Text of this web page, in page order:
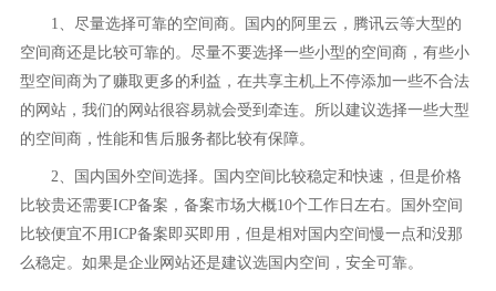
1、尽量选择可靠的空间商。国内的阿里云，腾讯云等大型的
空间商还是比较可靠的。尽量不要选择一些小型的空间商，有些小
型空间商为了赚取更多的利益，在共享主机上不停添加一些不合法
的网站，我们的网站很容易就会受到牵连。所以建议选择一些大型
的空间商，性能和售后服务都比较有保障。
2、国内国外空间选择。国内空间比较稳定和快速，但是价格
比较贵还需要ICP备案，备案市场大概10个工作日左右。国外空间
比较便宜不用ICP备案即买即用，但是相对国内空间慢一点和没那
么稳定。如果是企业网站还是建议选国内空间，安全可靠。